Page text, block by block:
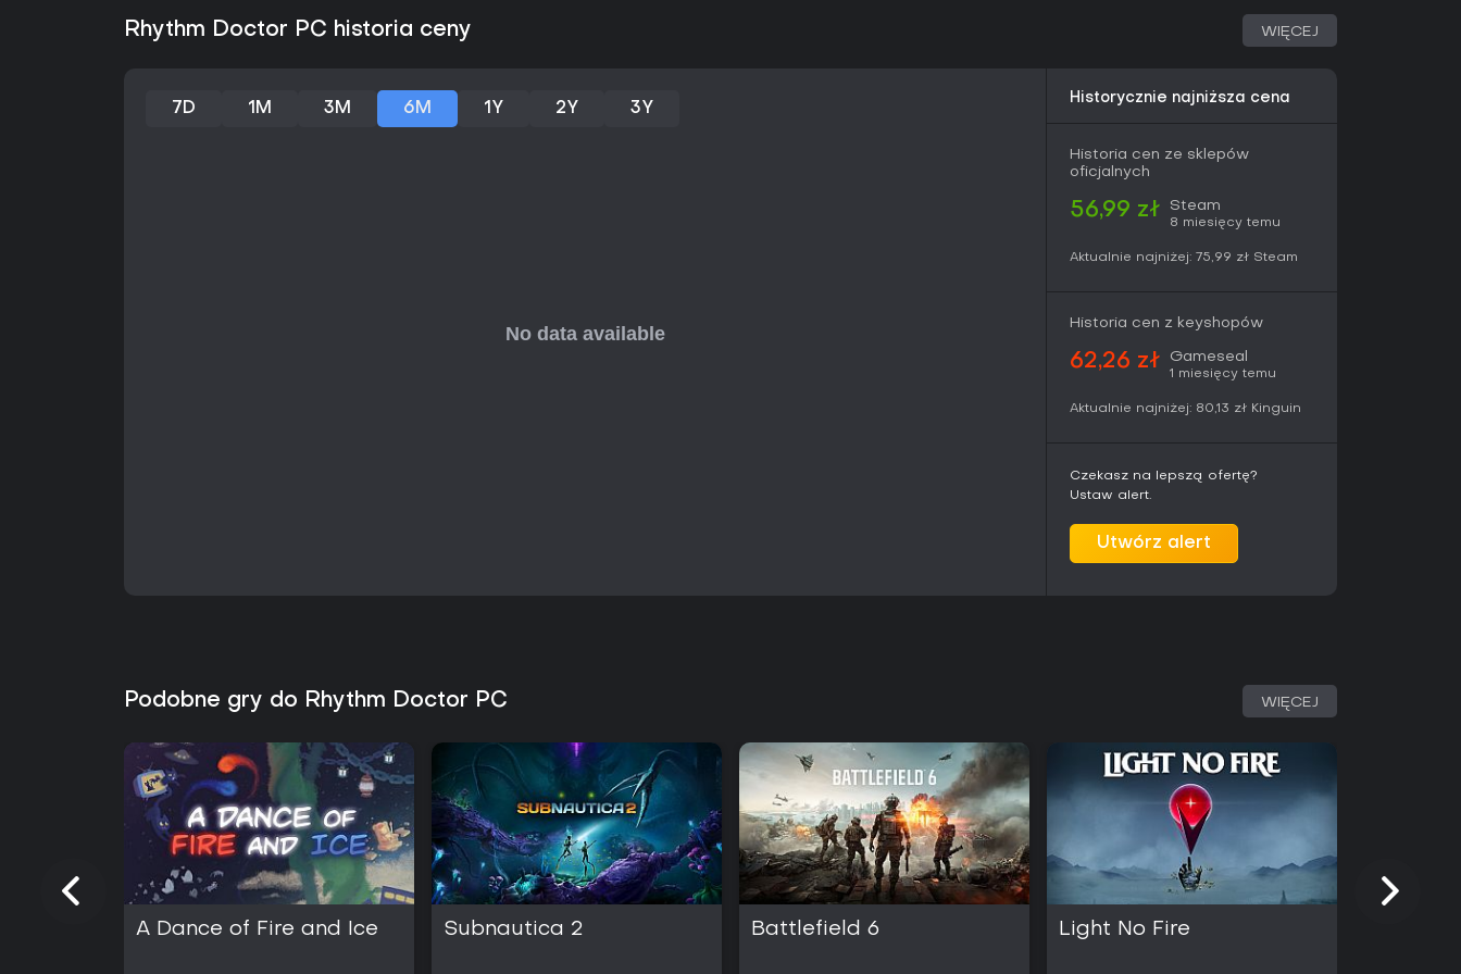
wsparcie community przez edytor poziomów, czyniąc grę angażującą dla
nowicjuszy i weteranów. Jeśli kręcą cię intensywne timing puzzles i kreatywny
Rhythm Doctor PC historia ceny WIĘCEJ
7D 1M 3M 6M 1Y 2Y 3Y
Historycznie najniższa cena
Historia cen ze sklepów
oficjalnych
56,99 zł Steam
8 miesięcy temu
Aktualnie najniżej: 75,99 zł Steam
Historia cen z keyshopów
62,26 zł Gameseal
1 miesięcy temu
Aktualnie najniżej: 80,13 zł Kinguin
Czekasz na lepszą ofertę?
Ustaw alert.
Utwórz alert
Podobne gry do Rhythm Doctor PC WIĘCEJ
A Dance of Fire and Ice Subnautica 2 Battlefield 6 Light No Fire